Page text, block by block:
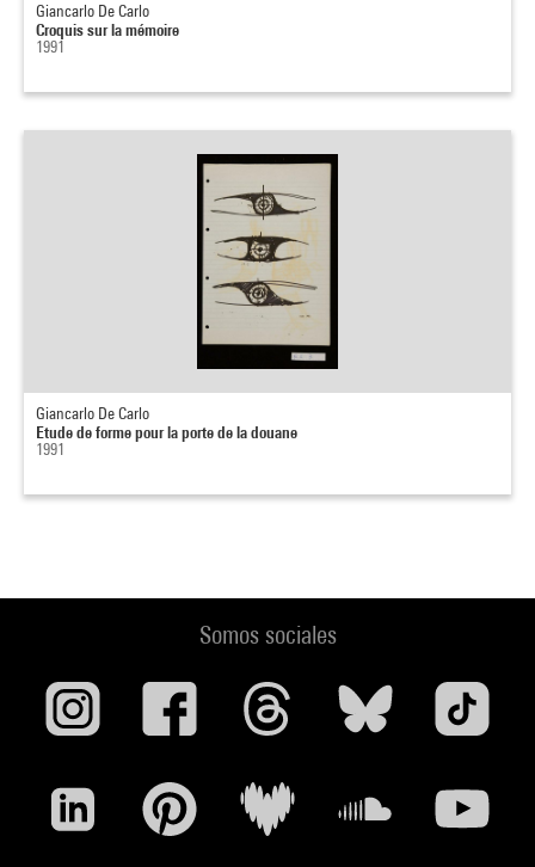
Giancarlo De Carlo
Croquis sur la mémoire
1991
Giancarlo De Carlo
Etude de forme pour la porte de la douane
1991
Somos sociales